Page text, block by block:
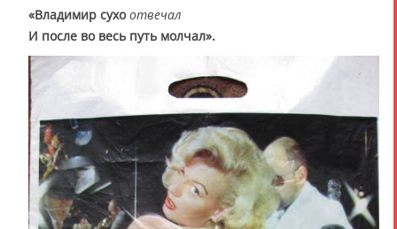
«Владимир сухоотвечал
И после во весь путь молчал».